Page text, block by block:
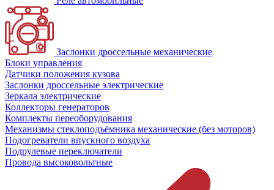
Заслонки дроссельные механические
Блоки управления
Датчики положения кузова
Заслонки дроссельные электрические
Зеркала электрические
Коллекторы генераторов
Комплекты переоборудования
Механизмы стеклоподъёмника механические (без моторов)
Подогреватели впускного воздуха
Подрулевые переключатели
Провода высоковольтные